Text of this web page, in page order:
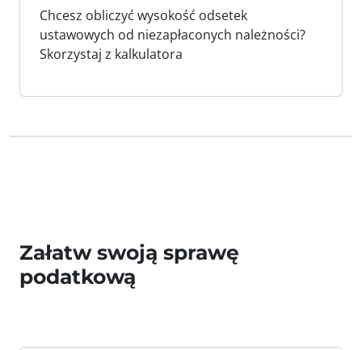
Chcesz obliczyć wysokość odsetek
ustawowych od niezapłaconych należności?
Skorzystaj z kalkulatora
Załatw swoją sprawę
podatkową